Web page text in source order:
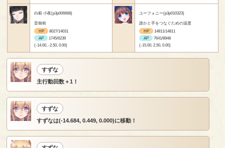
白薊 小夜(p3p006668)
盲御前
HP
8027/14031
AP
1745/6239
(-14.00, -2.50, 0.00)
ユーフォニー(p3p010323)
誰かと手をつなぐための温度
HP
14811/14811
AP
7641/8948
(-15.00, 2.50, 0.00)
すずな
主行動回数＋1！
すずな
すずなは(-14.684, 0.449, 0.000)に移動！